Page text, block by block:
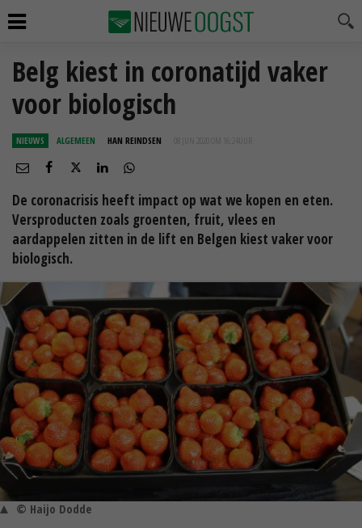
Belg kiest in coronatijd vaker
voor biologisch
NIEUWS ALGEMEEN HAN REINDSEN 08 JUN 2020 OM 16:24
De coronacrisis heeft impact op wat we kopen en eten.
Versproducten zoals groenten, fruit, vlees en
aardappelen zitten in de lift en Belgen kiest vaker voor
biologisch.
© Haijo Dodde